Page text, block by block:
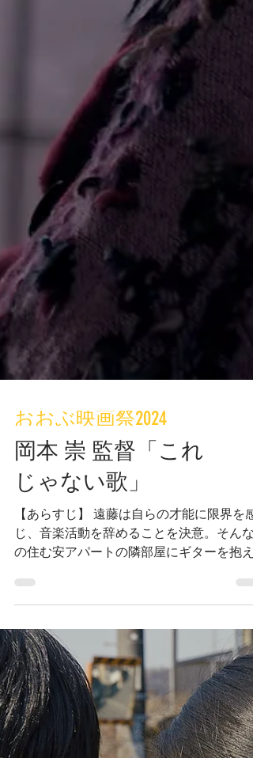
おおぶ映画祭2024
岡本 崇 監督「これ
じゃない歌」
【あらすじ】 遠藤は自らの才能に限界を感
の住む安アパートの隣部屋にギターを抱え
不機嫌そうな女性、春日が引っ越してくる
2人の状況は対照的、そしてよく似ていた
2人は特に交わることないまま、互いの人
に大きな影響を与えていく。...